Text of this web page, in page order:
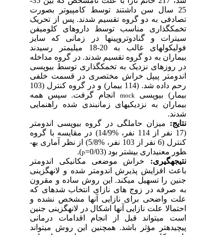
25 سال سن داشتند توسط کامپیوتر بصورت
تصادفی به دو گروه تقسیم شدند. پس از تحریک
تخمک­گذاری مناسب توسط داروهای کلومیفن
سیترات و گنادوتروپین­ها در زمانی که سایز
فولیکول­های غالب به 20-18 میلیمتر رسیدند
بیماران به دو گروه تقسیم شدند. در گروه مداخله
در روزهای نزدیک به تخمک­گذاری توسط بیوپسی
اندومتر پیپل خراش مختصری در قسمت خلفی
رحم داده شد. (114 بیمار) و در گروه کنترل (103
بیمار) بیوپسیmockانجام گرفت. سپس همه
بیماران به نزدیکی­های زمان­بندی شده راهنمایی
شدند.
نتایج:میزان حاملگی در گروه بیوپسی اندومتر
(17 نفر از 114 نفر، %14/9) در مقایسه با گروه
کنترل (6 نفر از 103 نفر، %5/8) از نظر آماری به­
طور معنی­داری بیشتر بود (0/03=
p
).
نتیجه­گیری:خراش موضعی مکانیکی اندومتر
باعث افزایش پذیرش اندومتر شده و لانه­گزینی
جنین را تسهیل می­کند. این روش ساده و مقرون
به صرفه در زوج های نازای انتخاب شده­ای که
علت واضحی برای نازایی آن­ها مشخص نشده و
احتمالا علت نازایی آن­ها اشکال در لانه­گزینی جنین
است می­تواند قبل از انجام اقدامات درمانی
پیچیده­تر مؤثر باشد. همچنین این روش می­تواند